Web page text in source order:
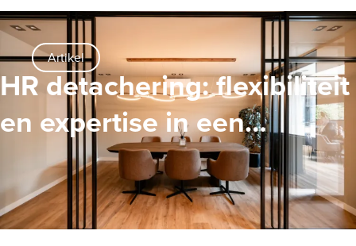
Artikel
HR detachering: flexibiliteit
en expertise in een
veranderende organisatie